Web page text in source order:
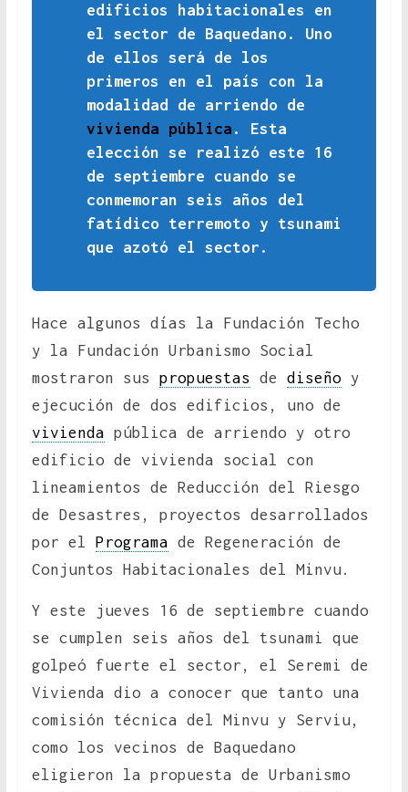
edificios habitacionales en
el sector de Baquedano. Uno
de ellos será de los
primeros en el país con la
modalidad de arriendo de
vivienda pública . Esta
elección se realizó este 16
de septiembre cuando se
conmemoran seis años del
fatídico terremoto y tsunami
que azotó el sector.
Hace algunos días la Fundación Techo
y la Fundación Urbanismo Social
mostraron sus propuestas de diseñoy
ejecución de dos edificios, uno de
vivienda pública de arriendo y otro
edificio de vivienda social con
lineamientos de Reducción del Riesgo
de Desastres, proyectos desarrollados
por el Programa de Regeneración de
Conjuntos Habitacionales del Minvu.
Y este jueves 16 de septiembre cuando
se cumplen seis años del tsunami que
golpeó fuerte el sector, el Seremi de
Vivienda dio a conocer que tanto una
comisión técnica del Minvu y Serviu,
como los vecinos de Baquedano
eligieron la propuesta de Urbanismo